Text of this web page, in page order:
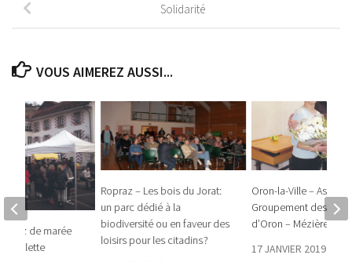
Solidarité
VOUS AIMEREZ AUSSI...
Ropraz – Les bois du Jorat:
un parc dédié à la
biodiversité ou en faveur des
loisirs pour les citadins ?
Oron-la-Ville –
Groupement des
d’Oron – Mézières
17 JANVIER 2019
raz de marée
Villette